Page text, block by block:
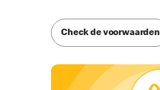
Check de voorwaarden